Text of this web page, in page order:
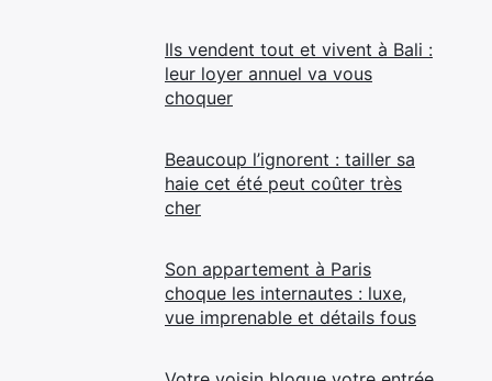
Ils vendent tout et vivent à Bali :
leur loyer annuel va vous
choquer
Beaucoup l’ignorent : tailler sa
haie cet été peut coûter très
cher
Son appartement à Paris
choque les internautes : luxe,
vue imprenable et détails fous